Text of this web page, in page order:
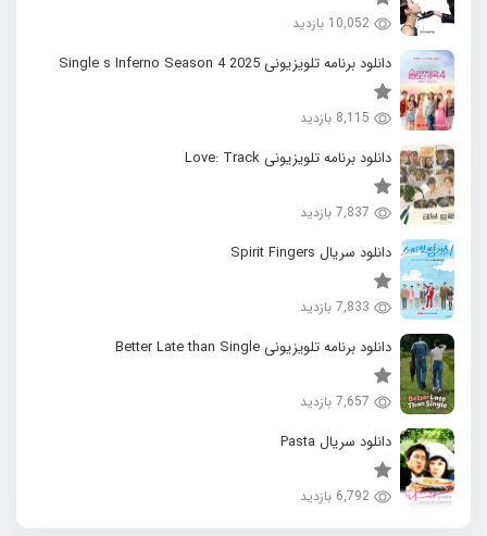
10,052 بازدید
دانلود برنامه تلویزیونی 2025 Single s Inferno Season 4
8,115 بازدید
دانلود برنامه تلویزیونی Love: Track
7,837 بازدید
دانلود سریال Spirit Fingers
7,833 بازدید
دانلود برنامه تلویزیونی Better Late than Single
7,657 بازدید
دانلود سریال Pasta
6,792 بازدید